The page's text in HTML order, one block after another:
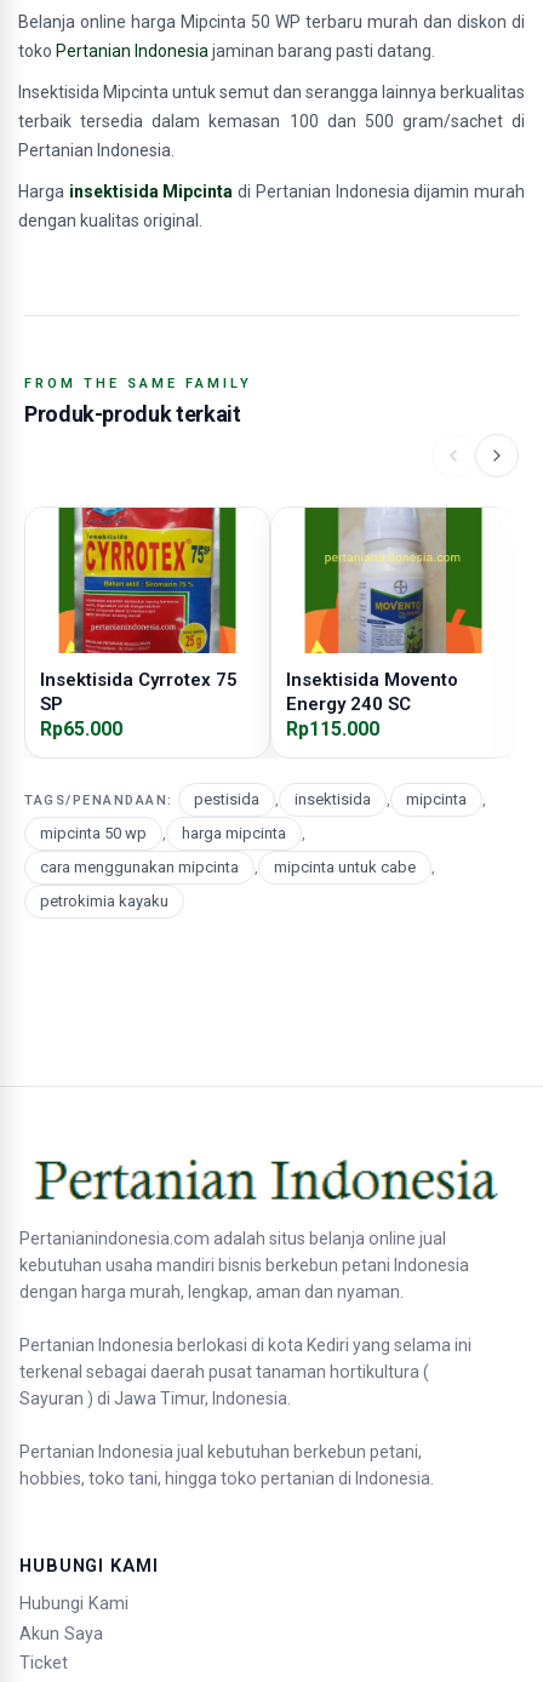
Belanja online harga Mipcinta 50 WP terbaru murah dan diskon di
toko Pertanian Indonesia jaminan barang pasti datang.
Insektisida Mipcinta untuk semut dan serangga lainnya berkualitas
terbaik tersedia dalam kemasan 100 dan 500 gram/sachet di
Pertanian Indonesia.
Harga insektisida Mipcinta di Pertanian Indonesia dijamin murah
dengan kualitas original.
FROM THE SAME FAMILY
Produk-produk terkait
Insektisida Cyrrotex 75
SP
Rp65.000
Insektisida Movento
Energy 240 SC
Rp115.000
TAGS/PENANDAAN: pestisida , insektisida , mipcinta
,
mipcinta 50 wp
, harga mipcinta
,
cara menggunakan mipcinta
, mipcinta untuk cabe
,
petrokimia kayaku
Pertanianindonesia.com adalah situs belanja online jual
kebutuhan usaha mandiri bisnis berkebun petani Indonesia
dengan harga murah, lengkap, aman dan nyaman.
Pertanian Indonesia berlokasi di kota Kediri yang selama ini
terkenal sebagai daerah pusat tanaman hortikultura (
Sayuran ) di Jawa Timur, Indonesia.
Pertanian Indonesia jual kebutuhan berkebun petani,
hobbies, toko tani, hingga toko pertanian di Indonesia.
HUBUNGI KAMI
Hubungi Kami
Akun Saya
Ticket